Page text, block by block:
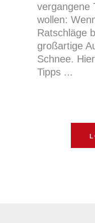
vergangene
wollen:
Ratschläge
großartige
Schnee.
Tipps